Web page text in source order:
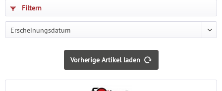
Filtern
Vorherige Artikel laden